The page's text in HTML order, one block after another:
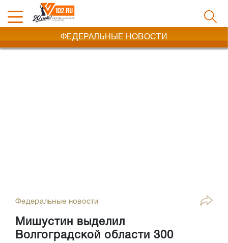
ФЕДЕРАЛЬНЫЕ НОВОСТИ
Федеральные новости
Мишустин выделил
Волгоградской области 300